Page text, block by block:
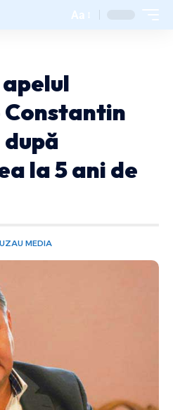
Aa
la 5 ani de
MEDIA